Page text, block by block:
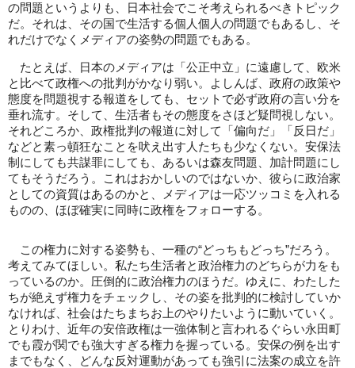
の問題というよりも、日本社会でこそ考えられるべきトピック
だ。それは、その国で生活する個人個人の問題でもあるし、そ
れだけでなくメディアの姿勢の問題でもある。
たとえば、日本のメディアは「公正中立」に遠慮して、欧米
と比べて政権への批判がかなり弱い。よしんば、政府の政策や
態度を問題視する報道をしても、セットで必ず政府の言い分を
垂れ流す。そして、生活者もその態度をさほど疑問視しない。
それどころか、政権批判の報道に対して「偏向だ」「反日だ」
などと素っ頓狂なことを吠え出す人たちも少なくない。安保法
制にしても共謀罪にしても、あるいは森友問題、加計問題にし
てもそうだろう。これはおかしいのではないか、彼らに政治家
としての資質はあるのかと、メディアは一応ツッコミを入れる
ものの、ほぼ確実に同時に政権をフォローする。
この権力に対する姿勢も、一種の“どっちもどっち”だろう。
考えてみてほしい。私たち生活者と政治権力のどちらが力をも
っているのか。圧倒的に政治権力のほうだ。ゆえに、わたした
ちが絶えず権力をチェックし、その姿を批判的に検討していか
なければ、社会はたちまちお上のやりたいように動いていく。
とりわけ、近年の安倍政権は一強体制と言われるぐらい永田町
でも霞が関でも強大すぎる権力を握っている。安保の例を出す
までもなく、どんな反対運動があっても強引に法案の成立を許